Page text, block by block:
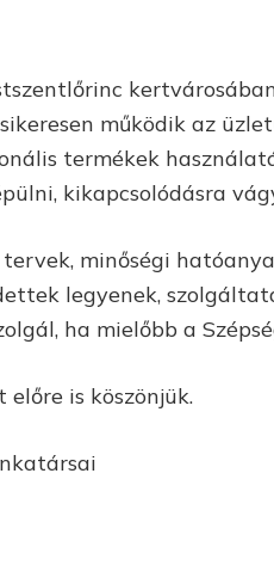
működik az
termékek
kikapcsolódásra
minőségi
legyenek,
ha mielőbb a
is köszönjük.